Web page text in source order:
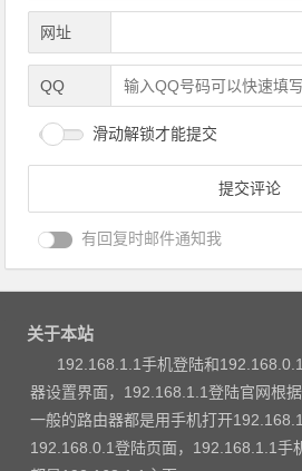
网址
QQ
滑动解锁才能提交
有回复时邮件通知我
关于本站
192.168.1.1手机登陆和192.168.0.1
器设置界面，192.168.1.1登陆官网根
一般的路由器都是用手机打开
192.168.0.1登陆页面，192.168.1.1手